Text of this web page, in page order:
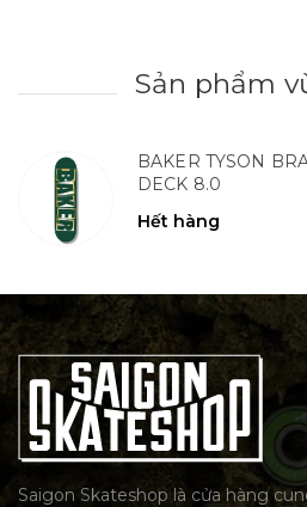
Sản phẩm
BAKER TYSON
DECK 8.0
Hết hàng
Saigon Skateshop là cửa hàng